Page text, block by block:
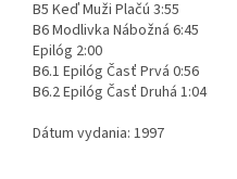
B5 Keď Muži Plačú 3:55
B6 Modlivka Nábožná 6:45
Epilóg 2:00
B6.1 Epilóg Časť Prvá 0:56
B6.2 Epilóg Časť Druhá 1:04
Dátum vydania: 1997